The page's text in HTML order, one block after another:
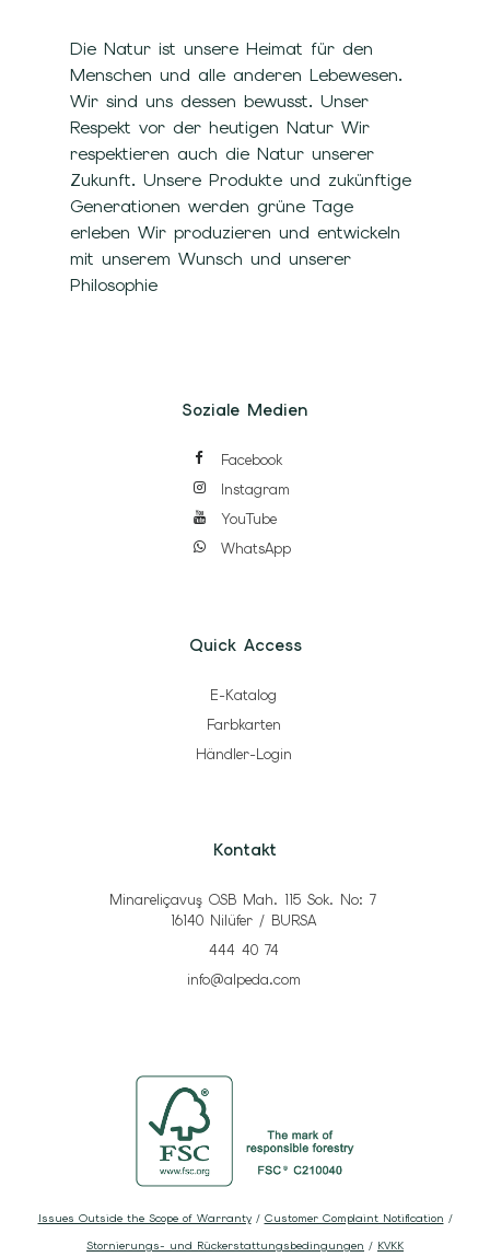
Die Natur ist unsere Heimat für den
Menschen und alle anderen Lebewesen.
Wir sind uns dessen bewusst. Unser
Respekt vor der heutigen Natur Wir
respektieren auch die Natur unserer
Zukunft. Unsere Produkte und zukünftige
Generationen werden grüne Tage
erleben Wir produzieren und entwickeln
mit unserem Wunsch und unserer
Philosophie
Soziale Medien
Facebook
Instagram
YouTube
WhatsApp
Quick Access
E-Katalog
Farbkarten
Händler-Login
Kontakt
Minareliçavuş OSB Mah. 115 Sok. No: 7
16140 Nilüfer / BURSA
444 40 74
info@alpeda.com
Issues Outside the Scope of Warranty/ Customer Complaint Notification /
Stornierungs- und Rückerstattungsbedingungen / KVKK